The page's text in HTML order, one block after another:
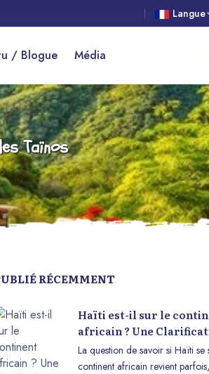
Langue
/ Blogue Média
Taïnos
RÉCEMMENT
Haïti est-il sur le
africain ? Une
Géographique
La question de savoir si Haïti se
continent africain revient